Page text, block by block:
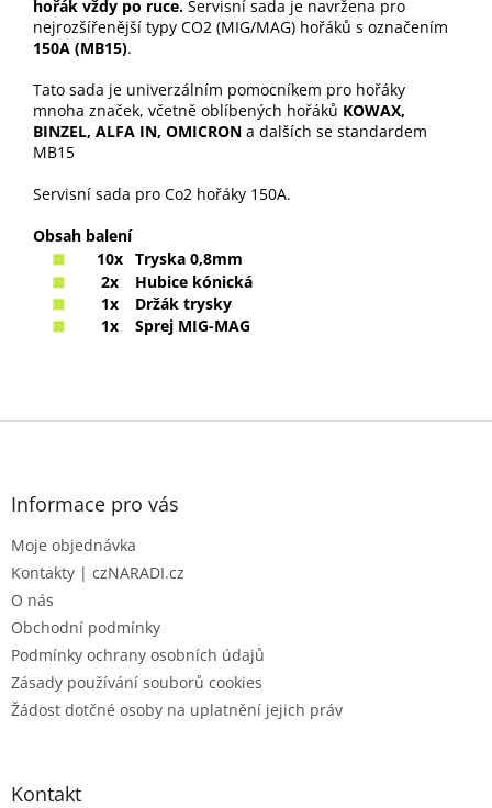
hořák vždy po ruce. Servisní sada je navržena pro
nejrozšířenější typy CO2 (MIG/MAG) hořáků s označením
150A (MB15).
Tato sada je univerzálním pomocníkem pro hořáky
mnoha značek, včetně oblíbených hořáků KOWAX,
BINZEL, ALFA IN, OMICRON a dalších se standardem
MB15
Servisní sada pro Co2 hořáky 150A.
Obsah balení
10x
Tryska 0,8mm
2x
Hubice kónická
1x
Držák trysky
1x
Sprej MIG-MAG
Z
Informace pro vás
Moje objednávka
Kontakty | czNARADI.cz
O nás
Obchodní podmínky
Podmínky ochrany osobních údajů
Zásady používání souborů cookies
Žádost dotčné osoby na uplatnění jejich práv
Kontakt